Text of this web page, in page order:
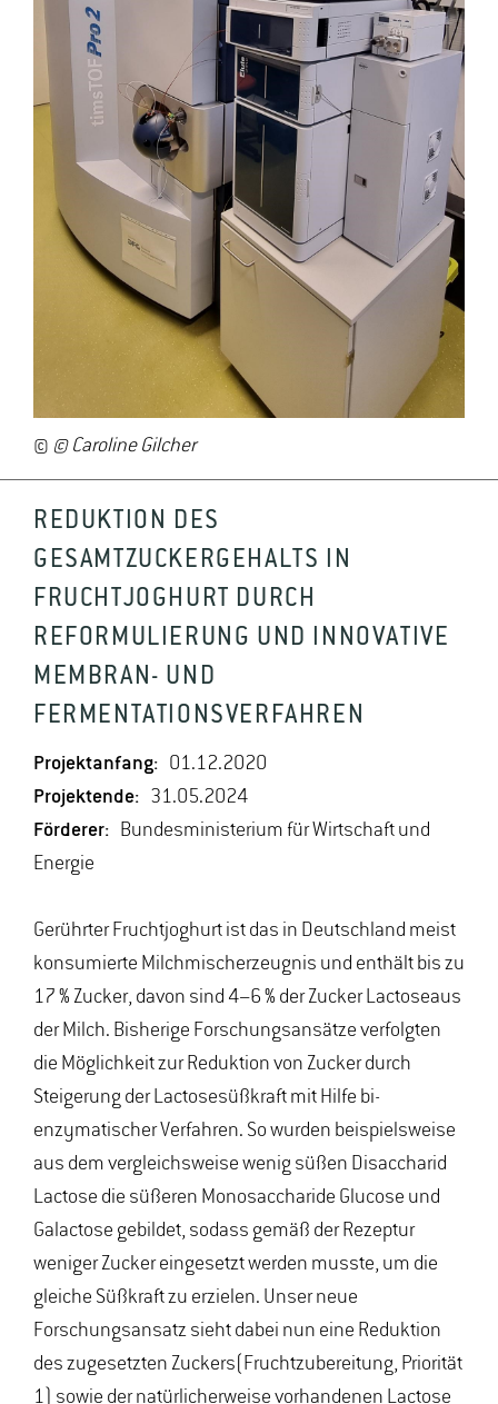
© © Caroline Gilcher
REDUKTION DES
GESAMTZUCKERGEHALTS IN
FRUCHTJOGHURT DURCH
REFORMULIERUNG UND INNOVATIVE
MEMBRAN- UND
FERMENTATIONSVERFAHREN
Projektanfang: 01.12.2020
Projektende: 31.05.2024
Förderer: Bundesministerium für Wirtschaft und
Energie
Gerührter Fruchtjoghurt ist das in Deutschland meist
konsumierte Milchmischerzeugnis und enthält bis zu
17 % Zucker, davon sind 4−6 % der Zucker Lactoseaus
der Milch. Bisherige Forschungsansätze verfolgten
die Möglichkeit zur Reduktion von Zucker durch
Steigerung der Lactosesüßkraft mit Hilfe bi-
enzymatischer Verfahren. So wurden beispielsweise
aus dem vergleichsweise wenig süßen Disaccharid
Lactose die süßeren Monosaccharide Glucose und
Galactose gebildet, sodass gemäß der Rezeptur
weniger Zucker eingesetzt werden musste, um die
gleiche Süßkraft zu erzielen. Unser neue
Forschungsansatz sieht dabei nun eine Reduktion
des zugesetzten Zuckers(Fruchtzubereitung, Priorität
1) sowie der natürlicherweise vorhandenen Lactose